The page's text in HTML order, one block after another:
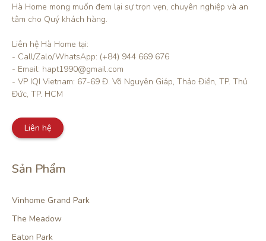
Hà Home mong muốn đem lại sự trọn vẹn, chuyên nghiệp và an
tâm cho Quý khách hàng.
Liên hệ Hà Home tại:
- Call/Zalo/WhatsApp: (+84) 944 669 676
- Email: hapt1990@gmail.com
- VP IQI Vietnam: 67-69 Đ. Võ Nguyên Giáp, Thảo Điền, TP. Thủ
Đức, TP. HCM
Liên hệ
Sản Phẩm
Vinhome Grand Park
The Meadow
Eaton Park